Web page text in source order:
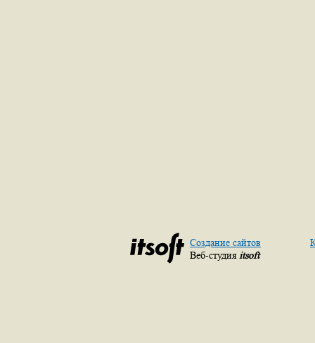
Создание сайтов
Веб-студия itsoft